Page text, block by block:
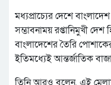
মধ্যপ্রাচ্যের দেশে
সম্ভাবনাময় রপ্তানিমুখী
বাংলাদেশের তৈরি
ইতিমধ্যেই আন্তর্জাতিক